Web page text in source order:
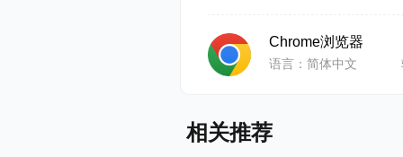
【自动更新
Chrome浏览器
语言：简体中文
相关推荐